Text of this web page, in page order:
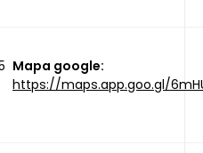
Mapa google:
https://maps.app.goo.gl/